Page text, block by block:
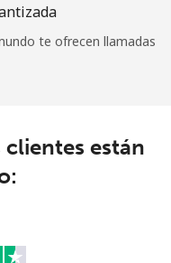
te ofrecen llamadas
están